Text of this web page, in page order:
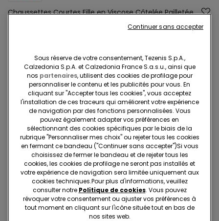
Chaussettes Courtes Fille en Viscose Côtelée Pailletée
Description Réf. article: 3ZZ078
Chaussettes courtes réalisées en viscose côtelée pailletée.
Composition et lavage
Livraisons et retours
Recherchez en boutique
Sous réserve de votre consentement, Tezenis S.p.A.,
Calzedonia S.p.A. et Calzedonia France S.a.s.u., ainsi que
nos partenaires, utilisent des cookies de profilage pour
personnaliser le contenu et les publicités pour vous. En
cliquant sur "Accepter tous les cookies", vous acceptez
l'installation de ces traceurs qui améliorent votre expérience
de navigation par des fonctions personnalisées. Vous
pouvez également adapter vos préférences en
sélectionnant des cookies spécifiques par le biais de la
rubrique "Personnaliser mes choix" ou rejeter tous les cookies
en fermant ce bandeau ("Continuer sans accepter")​Si vous
choisissez de fermer le bandeau et de rejeter tous les
cookies, les cookies de profilage ne seront pas installés et
votre expérience de navigation sera limitée uniquement aux
cookies techniques.​Pour plus d'informations, veuillez
consulter notre Politique de cookies. Vous pouvez
révoquer votre consentement ou ajuster vos préférences à
tout moment en cliquant sur l'icône située tout en bas de
nos sites web.
Continuer sans accepter